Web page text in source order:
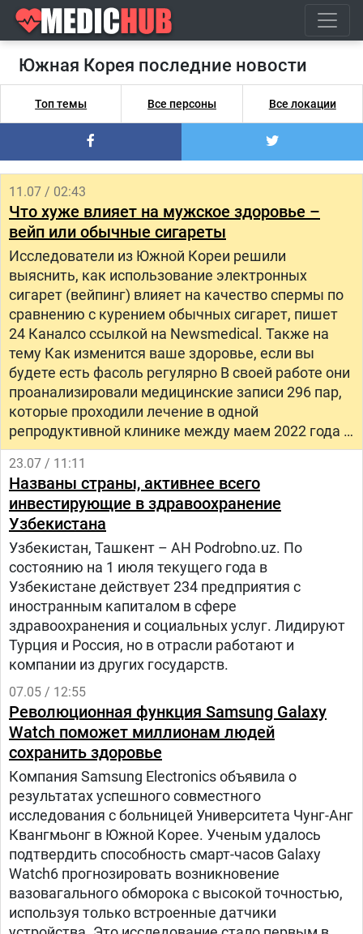
Южная Корея последние новости
Топ темы Все персоны Все локации
11.07 / 02:43
Что хуже влияет на мужское здоровье –
вейп или обычные сигареты
Исследователи из Южной Кореи решили
выяснить, как использование электронных
сигарет (вейпинг) влияет на качество спермы по
сравнению с курением обычных сигарет, пишет
24 Каналсо ссылкой на Newsmedical. Также на
тему Как изменится ваше здоровье, если вы
будете есть фасоль регулярно В своей работе они
проанализировали медицинские записи 296 пар,
которые проходили лечение в одной
репродуктивной клинике между маем 2022 года и
январем 2024 года.
23.07 / 11:11
Названы страны, активнее всего
инвестирующие в здравоохранение
Узбекистана
Узбекистан, Ташкент – АН Podrobno.uz. По
состоянию на 1 июля текущего года в
Узбекистане действует 234 предприятия с
иностранным капиталом в сфере
здравоохранения и социальных услуг. Лидируют
Турция и Россия, но в отрасли работают и
компании из других государств.
07.05 / 12:55
Революционная функция Samsung Galaxy
Watch поможет миллионам людей
сохранить здоровье
Компания Samsung Electronics объявила о
результатах успешного совместного
исследования с больницей Университета Чунг-Анг
Квангмьонг в Южной Корее. Ученым удалось
подтвердить способность смарт-часов Galaxy
Watch6 прогнозировать возникновение
вазовагального обморока с высокой точностью,
используя только встроенные датчики